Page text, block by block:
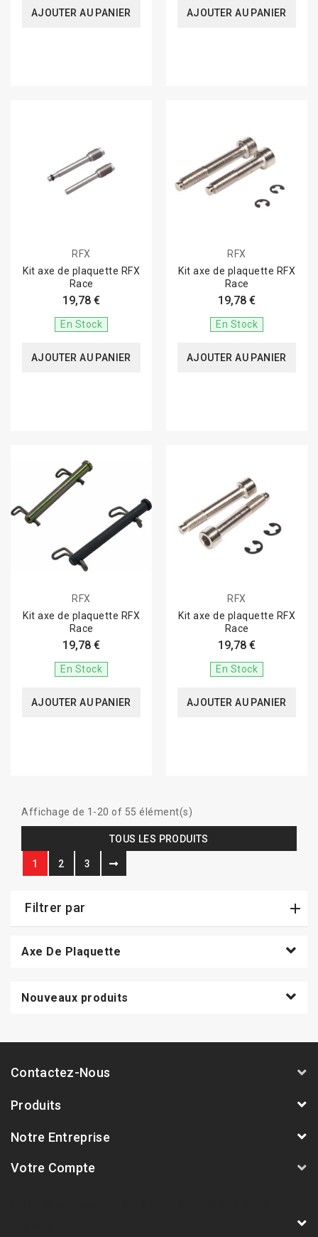
AJOUTER AU PANIER AJOUTER AU PANIER
RFX
Kit axe de plaquette RFX
Race
19,78 €
En Stock
AJOUTER AU PANIER
RFX
Kit axe de plaquette RFX
Race
19,78 €
En Stock
AJOUTER AU PANIER
RFX
Kit axe de plaquette RFX
Race
19,78 €
En Stock
AJOUTER AU PANIER
RFX
Kit axe de plaquette RFX
Race
19,78 €
En Stock
AJOUTER AU PANIER
Affichage de 1-20 of 55 élément(s)
TOUS LES PRODUITS
1 2 3
Filtrer par
Axe De Plaquette
Nouveaux produits
Contactez-Nous
Produits
Notre Entreprise
Votre Compte